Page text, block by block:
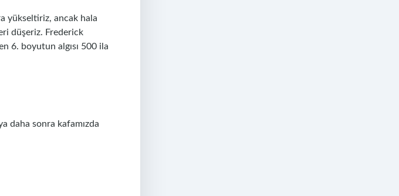
yükseltiriz, ancak hala
düşeriz. Frederick
6. boyutun algısı 500 ila
daha sonra kafamızda